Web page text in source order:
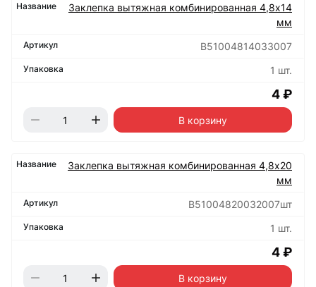
Заклепка вытяжная комбинированная 4,8х14
мм
B51004814033007
1 шт.
4 ₽
В корзину
Заклепка вытяжная комбинированная 4,8х20
мм
B51004820032007шт
1 шт.
4 ₽
В корзину